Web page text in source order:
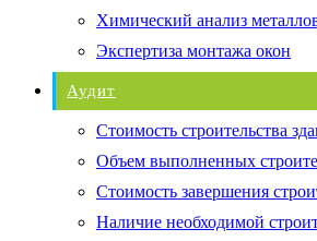
Химический анализ
Экспертиза монтажа окон
Аудит
Стоимость строительства
Объем выполненных
Стоимость завершения
Наличие необходимой